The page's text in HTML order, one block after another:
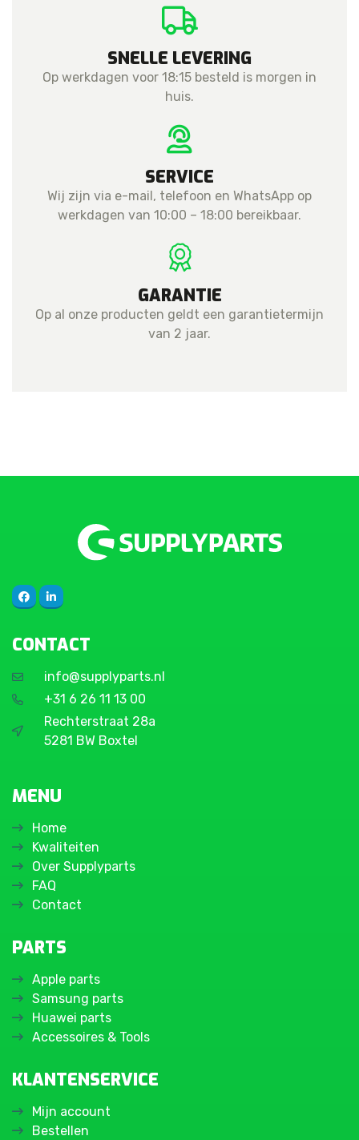
SNELLE LEVERING
Op werkdagen voor 18:15 besteld is morgen in
huis.
SERVICE
Wij zijn via e-mail, telefoon en WhatsApp op
werkdagen van 10:00 – 18:00 bereikbaar.
GARANTIE
Op al onze producten geldt een garantietermijn
van 2 jaar.
CONTACT
info@supplyparts.nl
+31 6 26 11 13 00
Rechterstraat 28a
5281 BW Boxtel
MENU
Home
Kwaliteiten
Over Supplyparts
FAQ
Contact
PARTS
Apple parts
Samsung parts
Huawei parts
Accessoires & Tools
KLANTENSERVICE
Mijn account
Bestellen